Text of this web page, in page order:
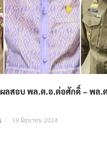
ผลสอบ พล.ต.อ.ต่อศักดิ์ – พล.
19 มิถุนายน 2024